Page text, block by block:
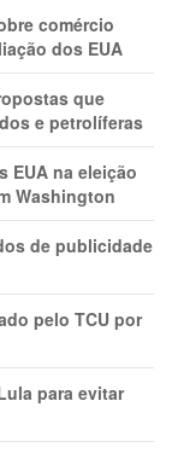
comércio
dos EUA
que
e petrolíferas
EUA na eleição
Washington
de publicidade
pelo TCU por
para evitar